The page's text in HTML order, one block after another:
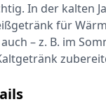
In der kalten
für
– z. B. im